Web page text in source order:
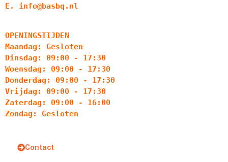
E. info@basbq.nl
OPENINGSTIJDEN
Maandag: Gesloten
Dinsdag: 09:00 - 17:30
Woensdag: 09:00 - 17:30
Donderdag: 09:00 - 17:30
Vrijdag: 09:00 - 17:30
Zaterdag: 09:00 - 16:00
Zondag: Gesloten
Contact